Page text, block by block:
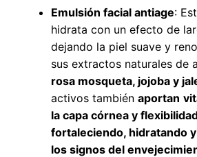
Emulsión facial antiage:
hidrata con un efecto de
dejando la piel suave y
sus extractos naturales de
rosa mosqueta, jojoba y
activos también aportan
la capa córnea y
fortaleciendo, hidratando
los signos del